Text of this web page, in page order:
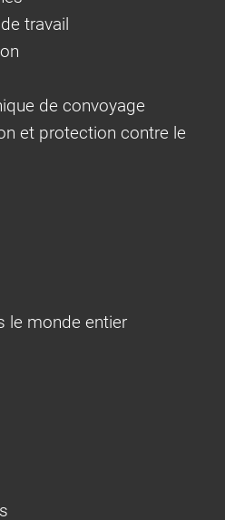
travail
de convoyage
et protection contre le
le monde entier